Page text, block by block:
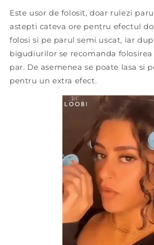
Este usor de folosit, doar rulezi
astepti cateva ore pentru efectul
folosi si pe parul semi uscat, iar
bigudiurilor se recomanda
par. De asemenea se poate lasa si
pentru un extra efect.